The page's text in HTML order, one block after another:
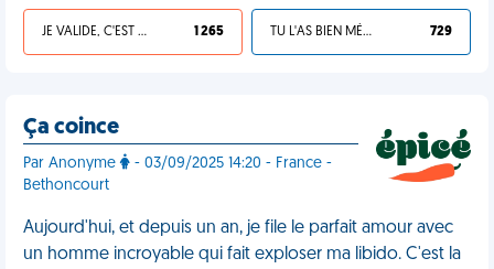
JE VALIDE, C'EST UNE VDM 1 265 TU L'AS BIEN MÉRITÉ 729
Ça coince
Par Anonyme
- 03/09/2025 14:20 - France -
Bethoncourt
Aujourd'hui, et depuis un an, je file le parfait amour avec
un homme incroyable qui fait exploser ma libido. C'est la